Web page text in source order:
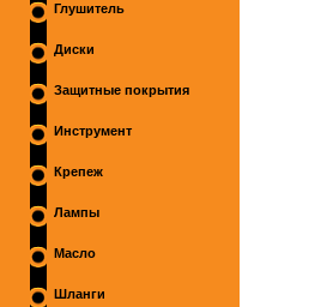
Глушитель
Диски
Защитные покрытия
Инструмент
Крепеж
Лампы
Масло
Шланги